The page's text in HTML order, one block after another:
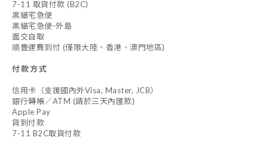
7-11 取貨付款 (B2C)
黑貓宅急便
黑貓宅急便-外島
面交自取
順豐運費到付 (僅限大陸、香港、澳門地區)
付款方式
信用卡（支援國內外Visa, Master, JCB）
銀行轉帳／ATM (請於三天內匯款)
Apple Pay
貨到付款
7-11 B2C取貨付款